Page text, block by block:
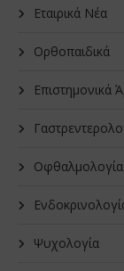
Εταιρικά Νέα
Oρθοπαιδικά
Επιστημονικά
Οφθαλμολογία
Ψυχολογία